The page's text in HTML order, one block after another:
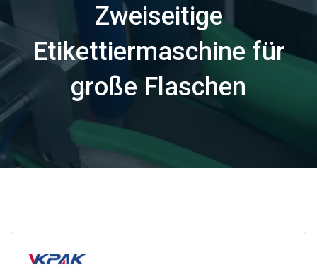
Zweiseitige
Etikettiermaschine für
große Flaschen